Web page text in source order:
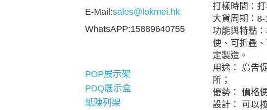
E-Mail:sales@lokmei.hk
WhatsAPP:15889640755
POP展示架
PDQ展示盒
紙陳列架
打樣時間：
大貨周期：
功能與特點
便、可折疊
定製造。
用途： 廣告
所；
優勢： 價格
設計： 可以